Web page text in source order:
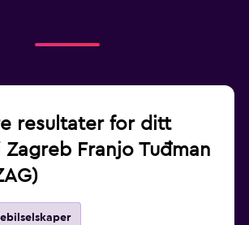
resultater for ditt
Franjo Tuđman